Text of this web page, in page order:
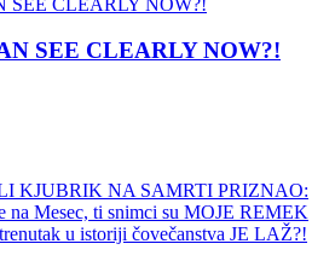
SEE CLEARLY NOW?!